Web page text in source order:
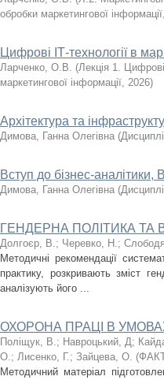
обробки маркетингової інформації,
Цифрові ІТ-технології в
Ларченко, О.В. (Лекція 1.
маркетингової інформації, 2026)
Архітектура та
Димова, Ганна Олегівна (
Вступ до бізнес-аналітики,
Димова, Ганна Олегівна (
ГЕНДЕРНА ПОЛІТИКА
Долгоєр, В.; Черевко, Н.;
Методичні рекомендації
практику, розкривають зміст
аналізують його ...
ОХОРОНА ПРАЦІ В
Поліщук, В.; Навроцький, Д;
О.; Лисенко, Г.; Зайцева, О. (
Методичний матеріал